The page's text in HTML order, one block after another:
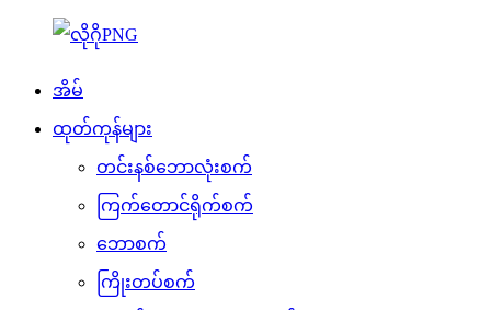
အိမ်
ထုတ်ကုန်များ
တင်းနစ်ဘောလုံးစက်
ကြက်တောင်ရိုက်စက်
ဘောစက်
ကြိုးတပ်စက်